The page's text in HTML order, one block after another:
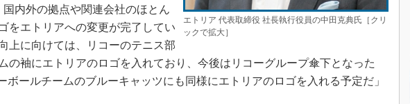
エトリア 代表取締役 社長執行役員の中田克典氏［クリ
ックで拡大］
国内外の拠点や関連会社のほとん
をエトリアへの変更が完了してい
上に向けては、リコーのテニス部
の袖にエトリアのロゴを入れており、今後はリコーグループ傘下となった
ボールチームのブルーキャッツにも同様にエトリアのロゴを入れる予定だ」